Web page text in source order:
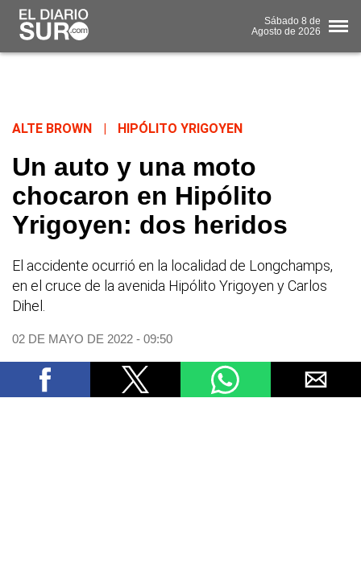
Sábado 8 de
Agosto de 2026
ALTE BROWN HIPÓLITO YRIGOYEN
Un auto y una moto
chocaron en Hipólito
Yrigoyen: dos heridos
El accidente ocurrió en la localidad de Longchamps,
en el cruce de la avenida Hipólito Yrigoyen y Carlos
Dihel.
02 DE MAYO DE 2022 - 09:50